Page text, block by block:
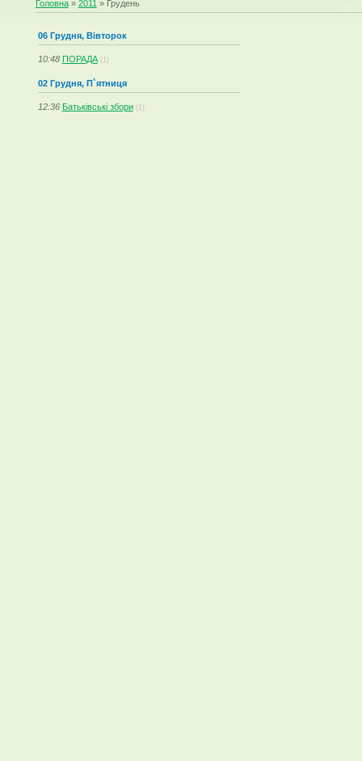
Головна» 2011 » Грудень
06 Грудня, Вівторок
10:48 ПОРАДА (1)
02 Грудня, П`ятниця
12:36 Батьківські збори (1)